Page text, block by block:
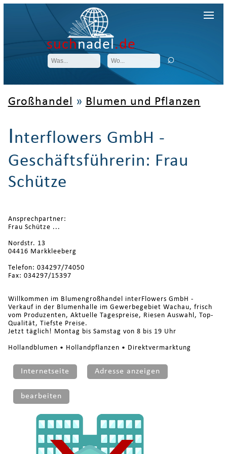
suchnadel.de
Großhandel » Blumen und Pflanzen
Interflowers GmbH -
Geschäftsführerin: Frau
Schütze
Ansprechpartner:
Frau Schütze ...
Nordstr. 13
04416 Markkleeberg
Telefon: 034297/74050
Fax: 034297/15397
Willkommen im Blumengroßhandel interFlowers GmbH -
Verkauf in der Blumenhalle im Gewerbegebiet Wachau, frisch
vom Produzenten, Aktuelle Tagespreise, Riesen Auswahl, Top-
Qualität, Tiefste Preise.
Jetzt täglich! Montag bis Samstag von 8 bis 19 Uhr
Hollandblumen • Hollandpflanzen • Direktvermarktung
Internetseite Adresse anzeigen
bearbeiten